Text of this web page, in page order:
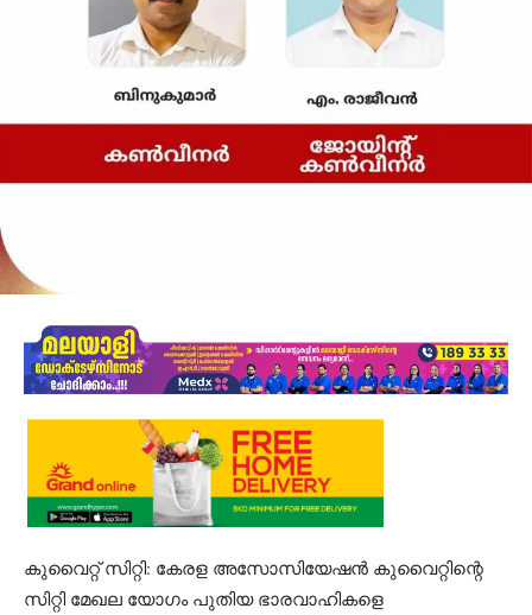
കുവൈറ്റ് സിറ്റി: കേരള അസോസിയേഷൻ കുവൈറ്റിന്റെ
സിറ്റി മേഖല യോഗം പുതിയ ഭാരവാഹികളെ